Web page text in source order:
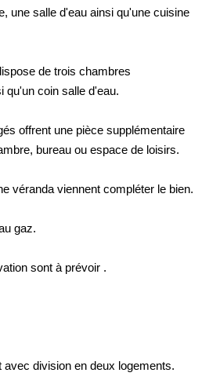
une salle d'eau ainsi qu'une cuisine
de trois chambres
qu'un coin salle d'eau.
offrent une pièce supplémentaire
bureau ou espace de loisirs.
véranda viennent compléter le bien.
gaz.
sont à prévoir .
division en deux logements.